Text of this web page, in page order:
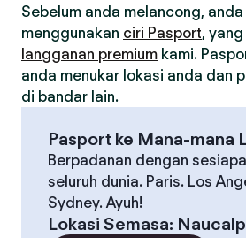
Sebelum anda melancong,
menggunakan ciri Pasport,
langganan premium kami.
anda menukar lokasi anda dan
di bandar lain.
Pasport ke Mana-mana
Berpadanan dengan
seluruh dunia. Paris. Los
Sydney. Ayuh!
Lokasi Semasa: